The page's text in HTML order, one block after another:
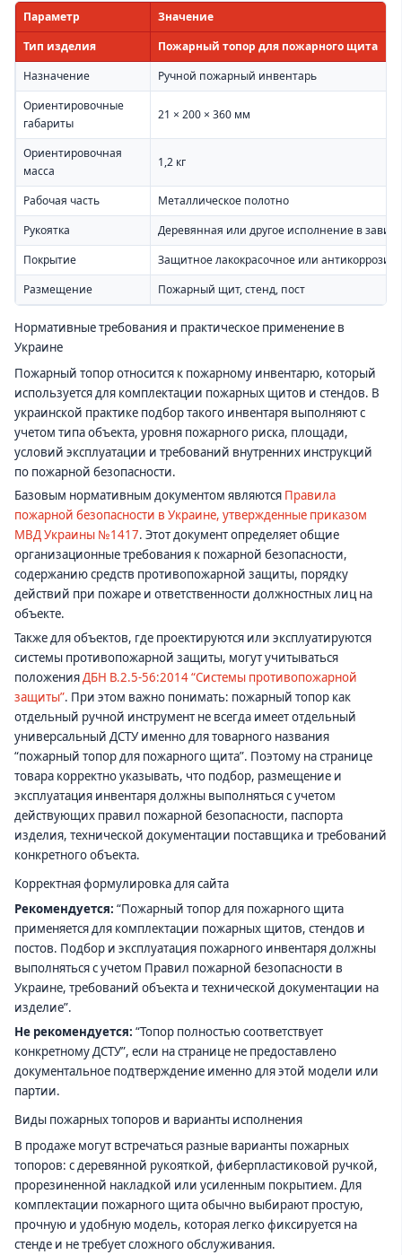
Параметр
Значение
Тип изделия
Пожарный топор для пожарного щита
Назначение
Ручной пожарный инвентарь
Ориентировочные
габариты
21 × 200 × 360 мм
Ориентировочная
масса
1,2 кг
Рабочая часть
Металлическое полотно
Рукоятка
Деревянная или другое исполнение в
Покрытие
Защитное лакокрасочное или
Размещение
Пожарный щит, стенд, пост
Нормативные требования и практическое применение в
Украине
Пожарный топор относится к пожарному инвентарю, который
используется для комплектации пожарных щитов и стендов. В
украинской практике подбор такого инвентаря выполняют с
учетом типа объекта, уровня пожарного риска, площади,
условий эксплуатации и требований внутренних инструкций
по пожарной безопасности.
Базовым нормативным документом являются Правила
пожарной безопасности в Украине, утвержденные приказом
МВД Украины №1417. Этот документ определяет общие
организационные требования к пожарной безопасности,
содержанию средств противопожарной защиты, порядку
действий при пожаре и ответственности должностных лиц на
объекте.
Также для объектов, где проектируются или эксплуатируются
системы противопожарной защиты, могут учитываться
положенияДБН В.2.5-56:2014 “Системы противопожарной
защиты”. При этом важно понимать: пожарный топор как
отдельный ручной инструмент не всегда имеет отдельный
универсальный ДСТУ именно для товарного названия
“пожарный топор для пожарного щита”. Поэтому на странице
товара корректно указывать, что подбор, размещение и
эксплуатация инвентаря должны выполняться с учетом
действующих правил пожарной безопасности, паспорта
изделия, технической документации поставщика и требований
конкретного объекта.
Корректная формулировка для сайта
Рекомендуется: “Пожарный топор для пожарного щита
применяется для комплектации пожарных щитов, стендов и
постов. Подбор и эксплуатация пожарного инвентаря должны
выполняться с учетом Правил пожарной безопасности в
Украине, требований объекта и технической документации на
изделие”.
Не рекомендуется: “Топор полностью соответствует
конкретному ДСТУ”, если на странице не предоставлено
документальное подтверждение именно для этой модели или
партии.
Виды пожарных топоров и варианты исполнения
В продаже могут встречаться разные варианты пожарных
топоров: с деревянной рукояткой, фиберпластиковой ручкой,
прорезиненной накладкой или усиленным покрытием. Для
комплектации пожарного щита обычно выбирают простую,
прочную и удобную модель, которая легко фиксируется на
стенде и не требует сложного обслуживания.